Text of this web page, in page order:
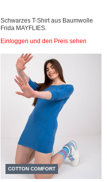
Schwarzes T-Shirt aus Baumwolle
Frida MAYFLIES.
Einloggen und den Preis sehen
COTTON COMFORT